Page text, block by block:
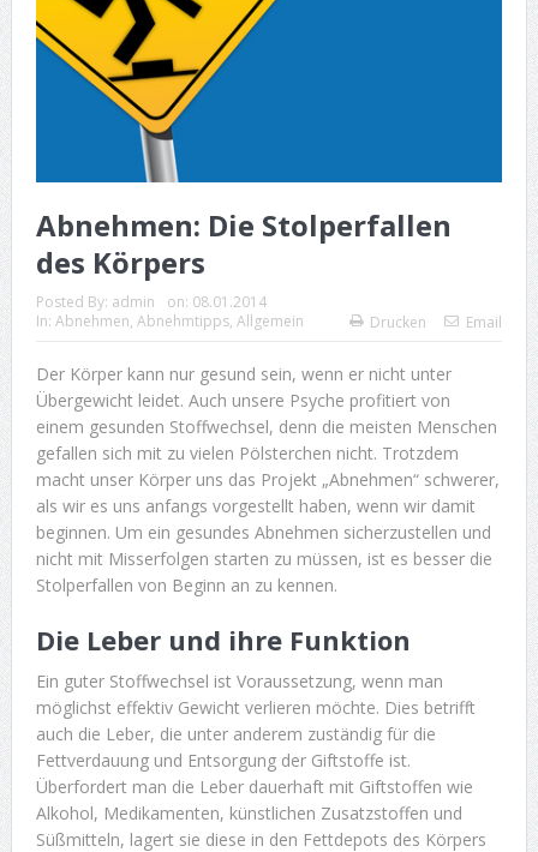
Abnehmen: Die Stolperfallen
des Körpers
Posted By: admin on: 08.01.2014
In: Abnehmen, Abnehmtipps, Allgemein Drucken Email
Der Körper kann nur gesund sein, wenn er nicht unter
Übergewicht leidet. Auch unsere Psyche profitiert von
einem gesunden Stoffwechsel, denn die meisten Menschen
gefallen sich mit zu vielen Pölsterchen nicht. Trotzdem
macht unser Körper uns das Projekt „Abnehmen“ schwerer,
als wir es uns anfangs vorgestellt haben, wenn wir damit
beginnen. Um ein gesundes Abnehmen sicherzustellen und
nicht mit Misserfolgen starten zu müssen, ist es besser die
Stolperfallen von Beginn an zu kennen.
Die Leber und ihre Funktion
Ein guter Stoffwechsel ist Voraussetzung, wenn man
möglichst effektiv Gewicht verlieren möchte. Dies betrifft
auch die Leber, die unter anderem zuständig für die
Fettverdauung und Entsorgung der Giftstoffe ist.
Überfordert man die Leber dauerhaft mit Giftstoffen wie
Alkohol, Medikamenten, künstlichen Zusatzstoffen und
Süßmitteln, lagert sie diese in den Fettdepots des Körpers